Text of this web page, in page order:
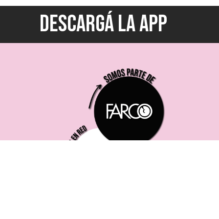
DESCARGÁ LA APP